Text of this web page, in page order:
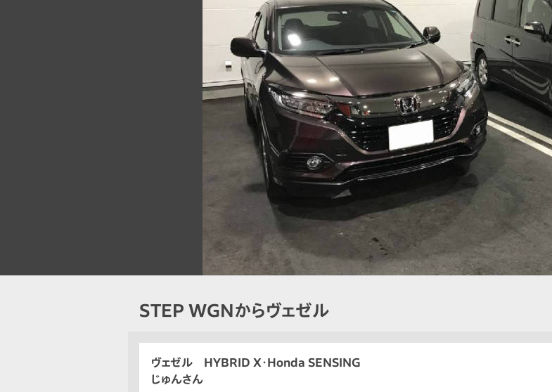
STEP WGNからヴェゼル
ヴェゼル HYBRID X・Honda SENSING
じゅんさん